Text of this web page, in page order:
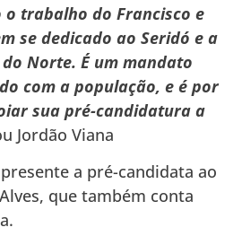
o trabalho do Francisco e
se dedicado ao Seridó e a
Norte. É um mandato
com a população, e é por
sua pré-candidatura a
Jordão Viana
a pré-candidata ao
que também conta